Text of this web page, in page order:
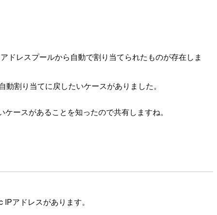
ドレスプールから自動で割り当てられたものが存在しま
割り当てに戻したいケースがありました。
ースがあることを知ったので共有しますね。
アドレスがあります。